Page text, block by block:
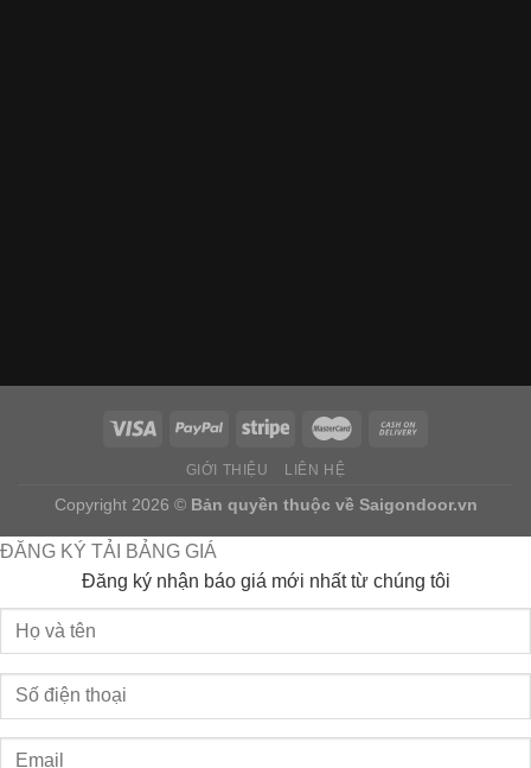
GIỚI THIỆU LIÊN HỆ
Copyright 2026 © Bản quyền thuộc về Saigondoor.vn
ĐĂNG KÝ TẢI BẢNG GIÁ
Đăng ký nhận báo giá mới nhất từ chúng tôi